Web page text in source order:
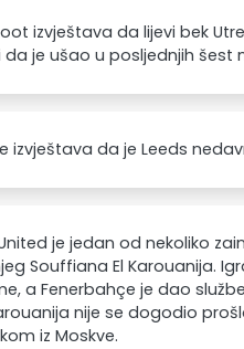
izvještava da lijevi bek
da je ušao u posljednjih šest
izvještava da je Leeds
je jedan od nekoliko
Souffiana El Karouanija.
a Fenerbahçe je dao
nije se dogodio
iz Moskve.